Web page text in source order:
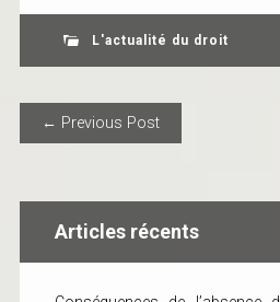
L'actualité du droit
POST
← Previous Post
Articles récents